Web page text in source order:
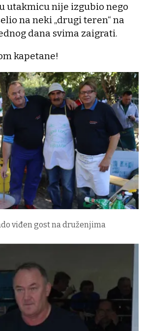
utakmicu nije izgubio nego
na neki „drugi teren“ na
dana svima zaigrati.
kapetane!
viđen gost na druženjima